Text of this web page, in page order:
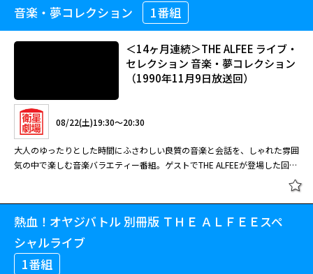
深川麻衣を主演に、京都人の県民性を題材にしたコメディ。京都の老舗扇子
文化に翻弄されていく。 京都の独特な文化をユーモアたっぷりに描いたシ
ニカルで痛快なコメディ。フリーライターの女性が、夫の実家である扇子店
をはじめ、京都の老舗商店を取材する中で、婉曲な京言葉の裏に潜む本音を
読み取りきれずにいざこざを生んでいく。「嗤う蟲」などの深川が、京都人
を理解しようとして暴走気味に突っ走る主人公を好演し、室井滋が老舗扇子
店の女将である義母役を圧倒的な存在感で演じた。土地の文化を茶化すので
はなく、人間関係の摩擦やすれ違いを丁寧に描き、誰もが共感できる笑いに
転化したコメディとなった。 フリーライターのまどかは、漫画家の友人・
莉子と連載するコミックエッセイの題材として、夫の実家である京都の老舗
扇子店の取材を始めた。大好きな京都の理解者たろうと意気込むまどかだ
ていくまどかだったが、ある日、店を訪れたＴＶ番組の取材に応じたことが
やがて大問題に……。
2ヶ月連続 ―熱を帯びる表現者― 俳
優・高野洸 [字]過保護な若旦那様の
甘やかし婚 #1-6（終）
08/17(月)21:00～23:40
浅草にある老舗旅館の若旦那・雪斗と、彼に幼い頃から恋心を抱く板前修業
中の女性・依音（いお）の甘い新婚生活が描かれる。 電撃結婚した男女の
波乱の新婚生活を描く、こだちの人気漫画を実写化。ミュージカルでも活躍
する高野洸が、冷静な仕事モードと人間くさい夫としてのギャップをコミカ
ルに好演する話題作。老舗旅館の板長の父を幼い頃に亡くした依音（井頭愛
海）は、悲嘆する自分に金平糖をくれた若旦那の雪斗（高野洸）を密かに想
い続けていた。亡父を継ぎ板前修業中の依音は、雪斗の見合い話にも平静を
装うが、偶然が重なり二人きりで過ごした翌朝、彼から求婚される。
[字]過保護な若旦那様の甘やかし婚
#1
08/25(火)07:30～08:05
音楽・夢コレクション 1番組
＜14ヶ月連続＞THE ALFEE ライブ・
セレクション 音楽・夢コレクション
（1990年11月9日放送回）
08/22(土)19:30～20:30
大人のゆったりとした時間にふさわしい良質の音楽と会話を、しゃれた雰囲
気の中で楽しむ音楽バラエティー番組。ゲストでTHE ALFEEが登場した回。
メドレー 星空のディスタンス（THE ALFEE） そして今は（中島啓江） 木枯
（島田歌穂／戸田恵子） ARCADIA（THE ALFEE）＜14ヶ月連続＞THE ALFEE ライブ・
熱血！オヤジバトル 別冊版 ＴＨＥ ＡＬＦＥＥスペ
シャルライブ
1番組